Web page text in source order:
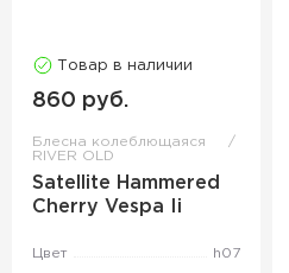
Товар в наличии
860 руб.
Блесна колеблющаяся
RIVER OLD
Satellite Hammered
Cherry Vespa Ii
Цвет h07